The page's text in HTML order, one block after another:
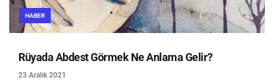
HABER
Rüyada Abdest Görmek Ne Anlama Gelir?
23 Aralık 2021